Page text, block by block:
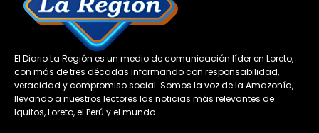
El Diario La Región es un medio de comunicación líder en Loreto,
con más de tres décadas informando con responsabilidad,
veracidad y compromiso social. Somos la voz de la Amazonía,
llevando a nuestros lectores las noticias más relevantes de
Iquitos, Loreto, el Perú y el mundo.